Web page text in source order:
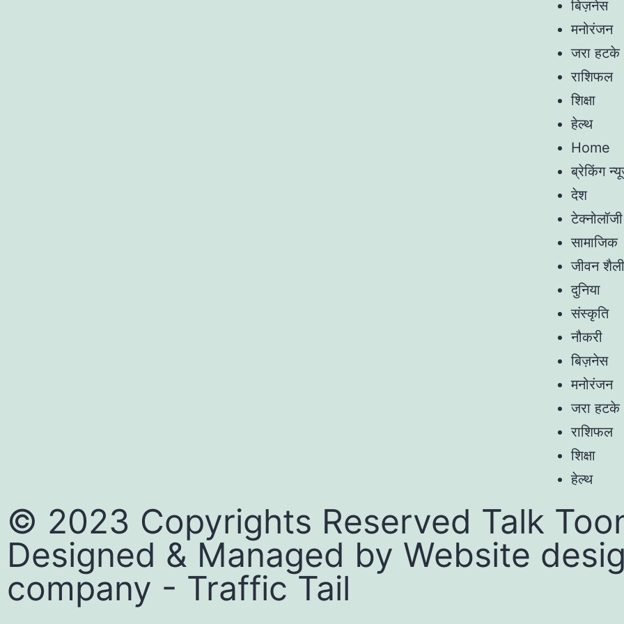
बिज़नेस
मनोरंजन
जरा हटके
राशिफल
शिक्षा
हेल्थ
Home
ब्रेकिंग
देश
टेक्नोलॉजी
सामाजिक
जीवन शैली
दुनिया
संस्कृति
नौकरी
बिज़नेस
मनोरंजन
जरा हटके
राशिफल
शिक्षा
हेल्थ
© 2023 Copyrights Reserved Talk
Designed & Managed by Website
company - Traffic Tail